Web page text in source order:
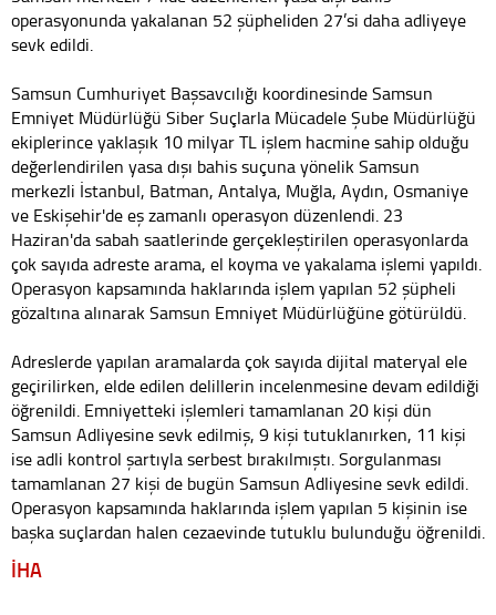
operasyonunda yakalanan 52 şüpheliden 27’si daha adliyeye
sevk edildi.
Samsun Cumhuriyet Başsavcılığı koordinesinde Samsun
Emniyet Müdürlüğü Siber Suçlarla Mücadele Şube Müdürlüğü
ekiplerince yaklaşık 10 milyar TL işlem hacmine sahip olduğu
değerlendirilen yasa dışı bahis suçuna yönelik Samsun
merkezli İstanbul, Batman, Antalya, Muğla, Aydın, Osmaniye
ve Eskişehir'de eş zamanlı operasyon düzenlendi. 23
Haziran'da sabah saatlerinde gerçekleştirilen operasyonlarda
çok sayıda adreste arama, el koyma ve yakalama işlemi yapıldı.
Operasyon kapsamında haklarında işlem yapılan 52 şüpheli
gözaltına alınarak Samsun Emniyet Müdürlüğüne götürüldü.
Adreslerde yapılan aramalarda çok sayıda dijital materyal ele
geçirilirken, elde edilen delillerin incelenmesine devam edildiği
öğrenildi. Emniyetteki işlemleri tamamlanan 20 kişi dün
Samsun Adliyesine sevk edilmiş, 9 kişi tutuklanırken, 11 kişi
ise adli kontrol şartıyla serbest bırakılmıştı. Sorgulanması
tamamlanan 27 kişi de bugün Samsun Adliyesine sevk edildi.
Operasyon kapsamında haklarında işlem yapılan 5 kişinin ise
başka suçlardan halen cezaevinde tutuklu bulunduğu öğrenildi.
İHA